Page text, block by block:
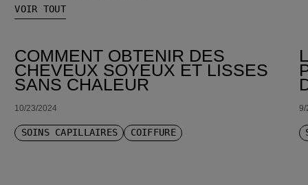
VOIR TOUT
COMMENT OBTENIR DES
CHEVEUX SOYEUX ET LISSES
SANS CHALEUR
10/23/2024
SOINS CAPILLAIRES COIFFURE
9/